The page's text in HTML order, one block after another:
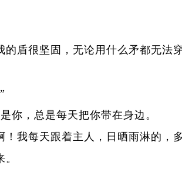
盾很坚固，无论用什么矛都无法
你，总是每天把你带在身边。
我每天跟着主人，日晒雨淋的，